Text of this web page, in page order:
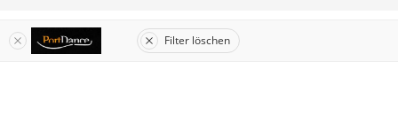
Filter löschen